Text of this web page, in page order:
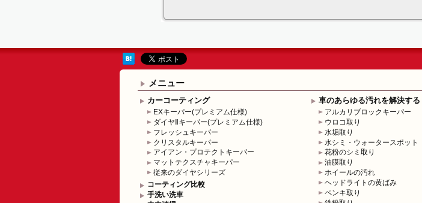
メニュー
カーコーティング
EXキーパー(プレミアム仕様)
ダイヤⅡキーパー(プレミアム仕様)
フレッシュキーパー
クリスタルキーパー
アイアン・プロテクトキーパー
マットテクスチャキーパー
従来のダイヤシリーズ
コーティング比較
手洗い洗車
車のあらゆる汚れを解決する
アルカリブロックキーパー
ウロコ取り
水垢取り
水シミ・ウォータースポット
花粉のシミ取り
油膜取り
ホイールの汚れ
ヘッドライトの黄ばみ
ペンキ取り